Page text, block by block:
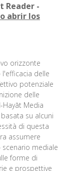
Reader -
abrir los
orizzonte
delle
potenziale
delle
Media
su alcuni
di questa
assumere
mediale
forme di
e prospettive